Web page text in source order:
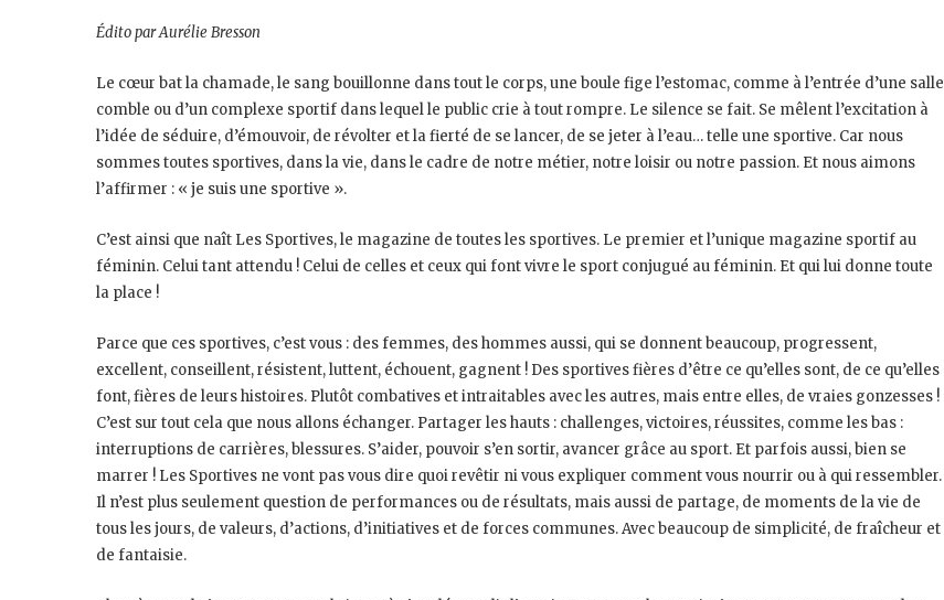
Édito par Aurélie Bresson
Le cœur bat la chamade, le sang bouillonne dans tout le corps, une boule fige l’estomac, comme à l’entrée d’une salle
comble ou d’un complexe sportif dans lequel le public crie à tout rompre. Le silence se fait. Se mêlent l’excitation à
l’idée de séduire, d’émouvoir, de révolter et la fierté de se lancer, de se jeter à l’eau… telle une sportive. Car nous
sommes toutes sportives, dans la vie, dans le cadre de notre métier, notre loisir ou notre passion. Et nous aimons
l’affirmer : « je suis une sportive ».
C’est ainsi que naît Les Sportives, le magazine de toutes les sportives. Le premier et l’unique magazine sportif au
féminin. Celui tant attendu ! Celui de celles et ceux qui font vivre le sport conjugué au féminin. Et qui lui donne toute
la place !
Parce que ces sportives, c’est vous : des femmes, des hommes aussi, qui se donnent beaucoup, progressent,
excellent, conseillent, résistent, luttent, échouent, gagnent ! Des sportives fières d’être ce qu’elles sont, de ce qu’elles
font, fières de leurs histoires. Plutôt combatives et intraitables avec les autres, mais entre elles, de vraies gonzesses !
C’est sur tout cela que nous allons échanger. Partager les hauts : challenges, victoires, réussites, comme les bas :
interruptions de carrières, blessures. S’aider, pouvoir s’en sortir, avancer grâce au sport. Et parfois aussi, bien se
marrer ! Les Sportives ne vont pas vous dire quoi revêtir ni vous expliquer comment vous nourrir ou à qui ressembler.
Il n’est plus seulement question de performances ou de résultats, mais aussi de partage, de moments de la vie de
tous les jours, de valeurs, d’actions, d’initiatives et de forces communes. Avec beaucoup de simplicité, de fraîcheur et
de fantaisie.